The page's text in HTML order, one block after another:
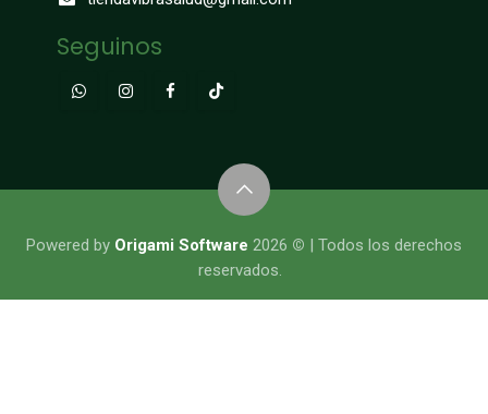
Seguinos
​​​​​​​​Powered by Origami Software 2026 © | Todos los derechos
reservados.